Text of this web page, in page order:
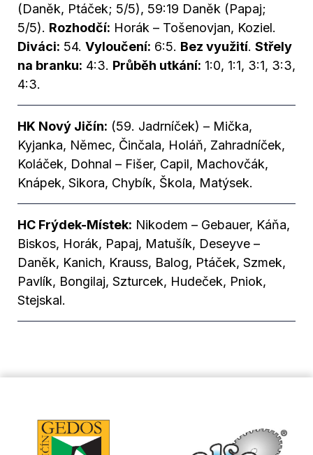
(Daněk, Ptáček; 5/5), 59:19 Daněk (Papaj;
5/5). Rozhodčí: Horák – Tošenovjan, Koziel.
Diváci: 54. Vyloučení: 6:5. Bez využití. Střely
na branku: 4:3. Průběh utkání: 1:0, 1:1, 3:1, 3:3,
4:3.
HK Nový Jičín: (59. Jadrníček) – Mička,
Kyjanka, Němec, Činčala, Holáň, Zahradníček,
Koláček, Dohnal – Fišer, Capil, Machovčák,
Knápek, Sikora, Chybík, Škola, Matýsek.
HC Frýdek-Místek: Nikodem – Gebauer, Káňa,
Biskos, Horák, Papaj, Matušík, Deseyve –
Daněk, Kanich, Krauss, Balog, Ptáček, Szmek,
Pavlík, Bongilaj, Szturcek, Hudeček, Pniok,
Stejskal.